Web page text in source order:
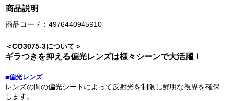
商品説明
商品コード：4976440945910
＜CO3075-3について＞
ギラつきを抑える偏光レンズは様々シーンで大活躍！
■偏光レンズ
レンズの間の偏光シートによって反射光を制限し鮮明な視界を確保
します。